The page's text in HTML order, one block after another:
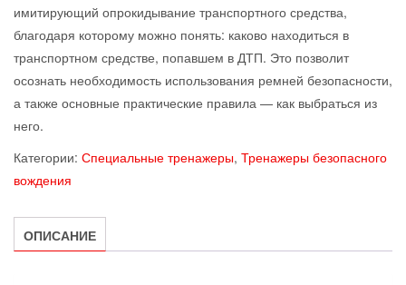
имитирующий опрокидывание транспортного средства,
благодаря которому можно понять: каково находиться в
транспортном средстве, попавшем в ДТП. Это позволит
осознать необходимость использования ремней безопасности,
а также основные практические правила — как выбраться из
него.
Категории: Специальные тренажеры, Тренажеры безопасного
вождения
ОПИСАНИЕ